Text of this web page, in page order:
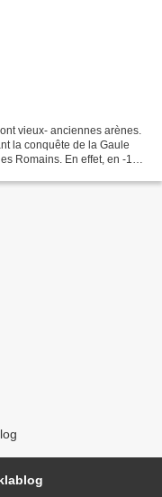
vieux- anciennes arènes.
la conquête de la Gaule
Romains. En effet, en -120,